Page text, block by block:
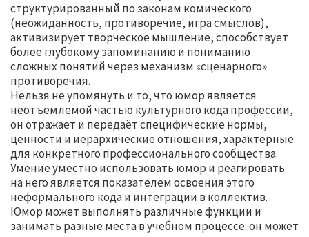
структурированный по законам комического
(неожиданность, противоречие, игра смыслов),
активизирует творческое мышление, способствует
более глубокому запоминанию и пониманию
сложных понятий через механизм «сценарного»
противоречия.
Нельзя не упомянуть и то, что юмор является
неотъемлемой частью культурного кода профессии,
он отражает и передаёт специфические нормы,
ценности и иерархические отношения, характерные
для конкретного профессионального сообщества.
Умение уместно использовать юмор и реагировать
на него является показателем освоения этого
неформального кода и интеграции в коллектив.
Юмор может выполнять различные функции и
занимать разные места в учебном процессе: он может